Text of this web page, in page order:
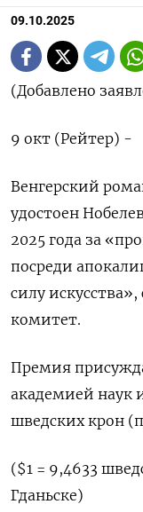
09.10.2025
(Добавлено
9 окт (Рейтер) -
Венгерский
удостоен
2025 года за
посреди
силу
комитет.
Премия
академией наук
шведских крон
($1 = 9,4633
Гданьске)